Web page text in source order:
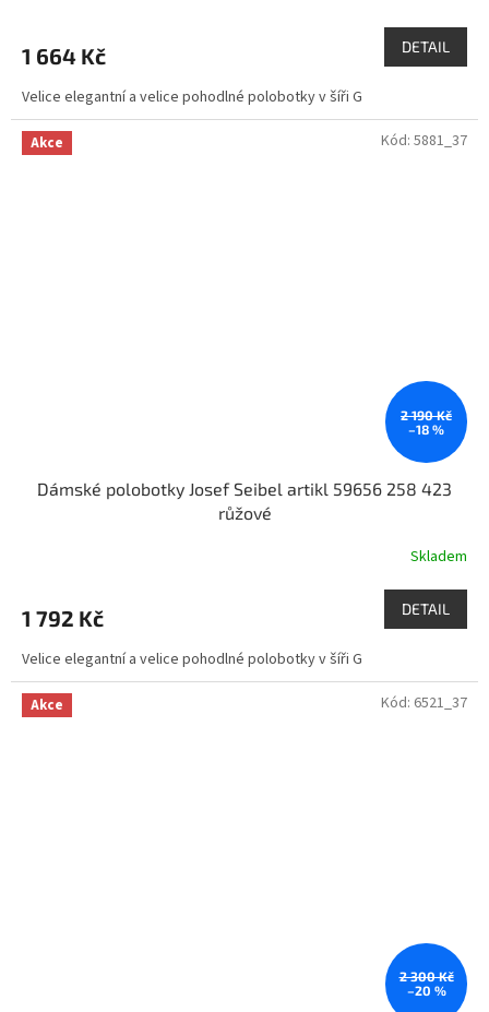
1 664 Kč DETAIL
Velice elegantní a velice pohodlné polobotky v šíři G
Akce
2 190 Kč
–18 %
Dámské polobotky Josef Seibel artikl 59656 258 423
růžové
Skladem
1 792 Kč DETAIL
Velice elegantní a velice pohodlné polobotky v šíři G
Kód: 5881_37
Akce
2 300 Kč
–20 %
Kód: 6521_37